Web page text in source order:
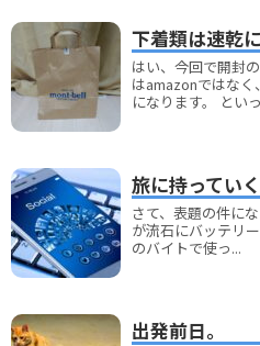
下着類は速乾
はい、今回で開封
はamazonではなく
になります。 とい
旅に持ってい
さて、表題の件に
が流石にバッテリ
のバイトで使っ...
出発前日。